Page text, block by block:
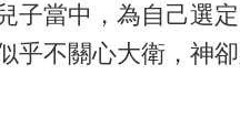
當中，為自己選
不關心大衛，神